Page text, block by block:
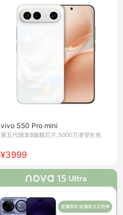
vivo S50 Pro mini
第五代骁龙8旗舰芯片,5000万潜望长焦
¥3999